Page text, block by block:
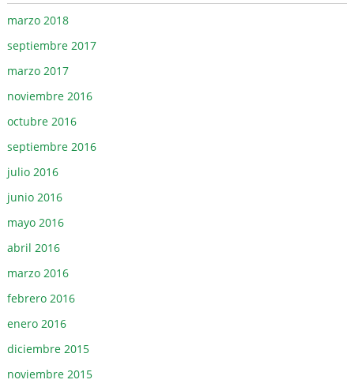
marzo 2018
septiembre 2017
marzo 2017
noviembre 2016
octubre 2016
septiembre 2016
julio 2016
junio 2016
mayo 2016
abril 2016
marzo 2016
febrero 2016
enero 2016
diciembre 2015
noviembre 2015